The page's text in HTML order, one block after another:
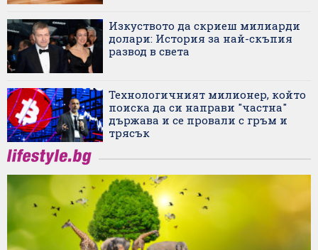
Изкуството да скриеш милиарди
долари: История за най-скъпия
развод в света
Технологичният милионер, който
поиска да си направи "частна"
държава и се провали с гръм и
трясък